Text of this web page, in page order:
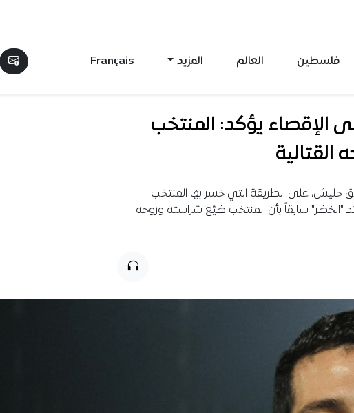
فلسطين العالم المزيد Français
الإقصاء يؤكد: المنتخب
حليش، على الطريقة التي خسر بها المنتخب
سابقاً بأن المنتخب ضيّع شراسته وروحه